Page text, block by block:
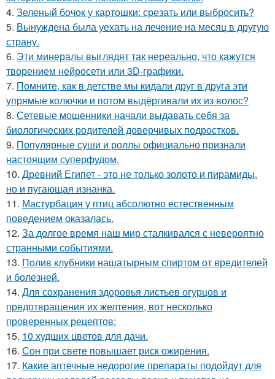
4. Зеленый бочок у картошки: срезать или выбросить?
5. Вынуждена была уехать на лечение на месяц в другую
страну.
6. Эти минералы выглядят так нереально, что кажутся
творением нейросети или 3D-графики.
7. Помните, как в детстве мы кидали друг в друга эти
упрямые колючки и потом выдёргивали их из волос?
8. Сетевые мошенники начали выдавать себя за
биологических родителей доверчивых подростков.
9. Популярные суши и роллы официально признали
настоящим суперфудом.
10. Древний Египет - это не только золото и пирамиды,
но и пугающая изнанка.
11. Мастурбация у птиц абсолютно естественным
поведением оказалась.
12. За долгое время наш мир сталкивался с невероятно
странными событиями.
13. Пoлив клyбники нашатырным спиртoм от вредителей
и болезней.
14. Для сохранения здоровья листьев огурцов и
предотвращения их желтения, вот несколько
проверенных рецептов:
15. 10 худших цветов для дачи.
16. Сон при свете повышает риск ожирения.
17. Какие аптечные недорогие препараты подойдут для